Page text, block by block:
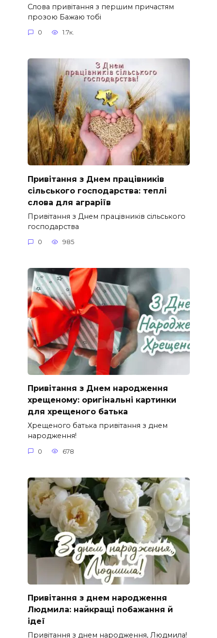
Слова привітання з першим причастям
прозою Бажаю тобі
0 1.7к.
Привітання з Днем працівників
сільського господарства: теплі
слова для аграріїв
Привітання з Днем працівників сільського
господарства
0 985
Привітання з Днем народження
хрещеному: оригінальні картинки
для хрещеного батька
Хрещеного батька привітання з днем
народження!
0 678
Привітання з днем народження
Людмила: найкращі побажання й
ідеї
Привітання з днем народження, Людмила!